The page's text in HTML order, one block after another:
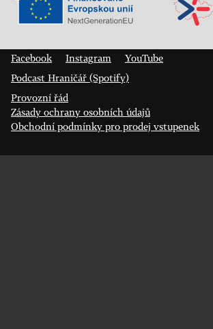
Veřejný sál Hraničář, spolek
Facebook
Instagram
YouTube
Podcast Hraničář (Spotify)
Provozní řád
Zásady ochrany osobních údajů
Obchodní podmínky pro prodej vstupenek